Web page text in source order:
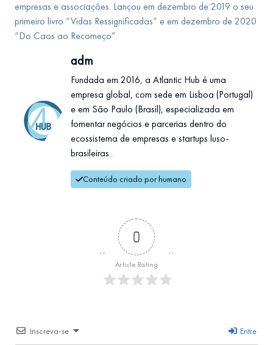
empresas e associações. Lançou em dezembro de 2019 o seu
primeiro livro “Vidas Ressignificadas” e em dezembro de 2020
“Do Caos ao Recomeço”.
adm
Fundada em 2016, a Atlantic Hub é uma
empresa global, com sede em Lisboa (Portugal)
e em São Paulo (Brasil), especializada em
fomentar negócios e parcerias dentro do
ecossistema de empresas e startups luso-
brasileiras..
Conteúdo criado por humano
0
Article Rating
Inscreva-se Entre